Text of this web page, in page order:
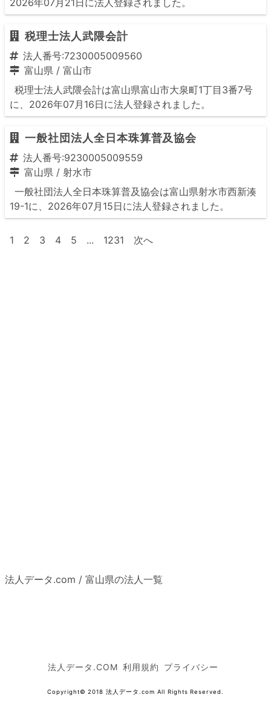
2026年07月21日に法人登録されました。
税理士法人武隈会計
法人番号:7230005009560
富山県 / 富山市
税理士法人武隈会計は富山県富山市大泉町1丁目3番7号
に、2026年07月16日に法人登録されました。
一般社団法人全日本珠算普及協会
法人番号:9230005009559
富山県 / 射水市
一般社団法人全日本珠算普及協会は富山県射水市西新湊
19-1に、2026年07月15日に法人登録されました。
1 2 3 4 5 ... 1231 次へ
法人データ.com / 富山県の法人一覧
法人データ.COM 利用規約 プライバシー
Copyright© 2018 法人データ.com All Rights Reserved.